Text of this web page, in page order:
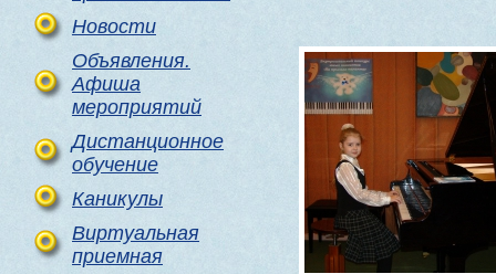
Новости
Объявления.
Афиша
мероприятий
Дистанционное
обучение
Каникулы
Виртуальная
приемная